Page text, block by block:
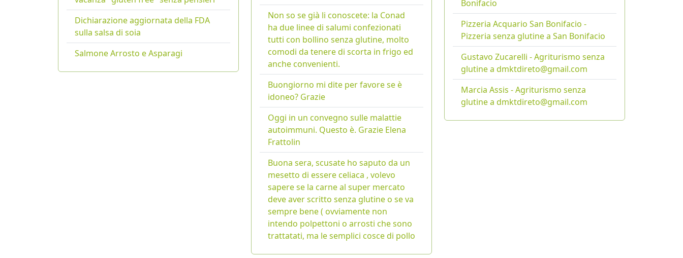
Dichiarazione aggiornata della FDA
sulla salsa di soia
Salmone Arrosto e Asparagi
Non so se già li conoscete: la Conad
ha due linee di salumi confezionati
tutti con bollino senza glutine, molto
comodi da tenere di scorta in frigo ed
anche convenienti.
Buongiorno mi dite per favore se è
idoneo? Grazie
Oggi in un convegno sulle malattie
autoimmuni. Questo è. Grazie Elena
Frattolin
Buona sera, scusate ho saputo da un
mesetto di essere celiaca , volevo
sapere se la carne al super mercato
deve aver scritto senza glutine o se va
sempre bene ( ovviamente non
intendo polpettoni o arrosti che sono
trattatati, ma le semplici cosce di pollo
Bonifacio
Pizzeria Acquario San Bonifacio -
Pizzeria senza glutine a San Bonifacio
Gustavo Zucarelli - Agriturismo senza
glutine a dmktdireto@gmail.com
Marcia Assis - Agriturismo senza
glutine a dmktdireto@gmail.com